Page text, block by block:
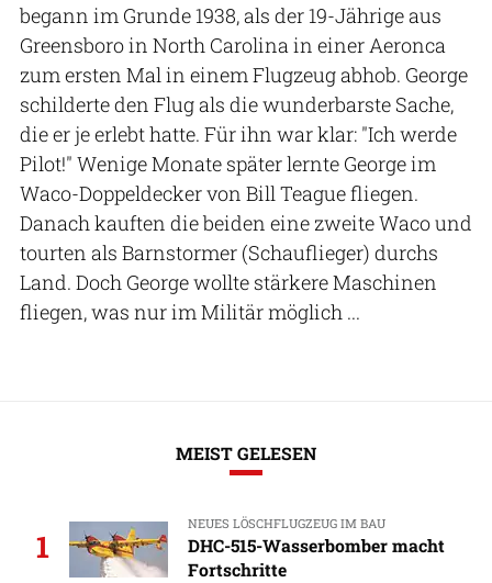
begann im Grunde 1938, als der 19-Jährige aus
Greensboro in North Carolina in einer Aeronca
zum ersten Mal in einem Flugzeug abhob. George
schilderte den Flug als die wunderbarste Sache,
die er je erlebt hatte. Für ihn war klar: "Ich werde
Pilot!" Wenige Monate später lernte George im
Waco-Doppeldecker von Bill Teague fliegen.
Danach kauften die beiden eine zweite Waco und
tourten als Barnstormer (Schauflieger) durchs
Land. Doch George wollte stärkere Maschinen
fliegen, was nur im Militär möglich ...
MEIST GELESEN
1
NEUES LÖSCHFLUGZEUG IM BAU
DHC-515-Wasserbomber macht
Fortschritte